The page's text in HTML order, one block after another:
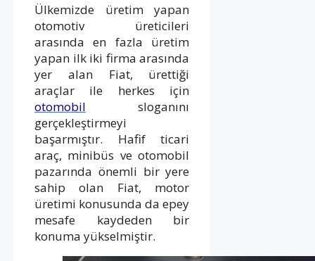
Ülkemizde üretim yapan
otomotiv üreticileri
arasında en fazla üretim
yapan ilk iki firma arasında
yer alan Fiat, ürettiği
araçlar ile herkes için
otomobil sloganını
gerçekleştirmeyi
başarmıştır. Hafif ticari
araç, minibüs ve otomobil
pazarında önemli bir yere
sahip olan Fiat, motor
üretimi konusunda da epey
mesafe kaydeden bir
konuma yükselmiştir.